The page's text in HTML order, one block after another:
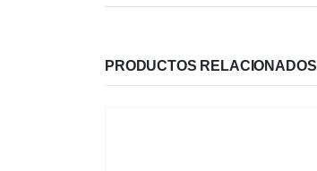
PRODUCTOS RELACIONADOS